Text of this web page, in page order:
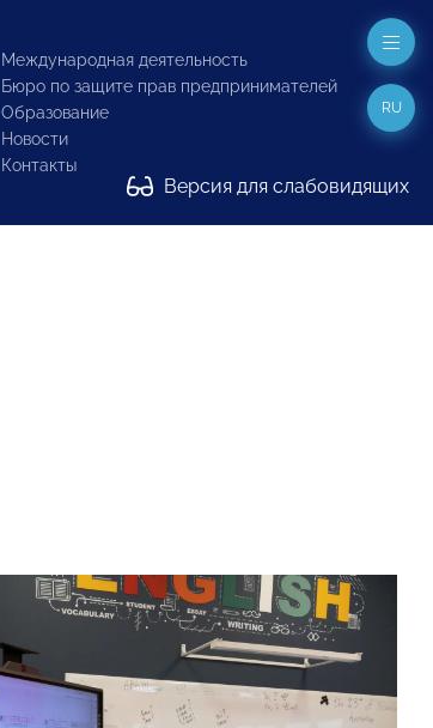
Международная деятельность
Бюро по защите прав предпринимателей
Образование
Новости
Контакты
Версия для слабовидящих
RU